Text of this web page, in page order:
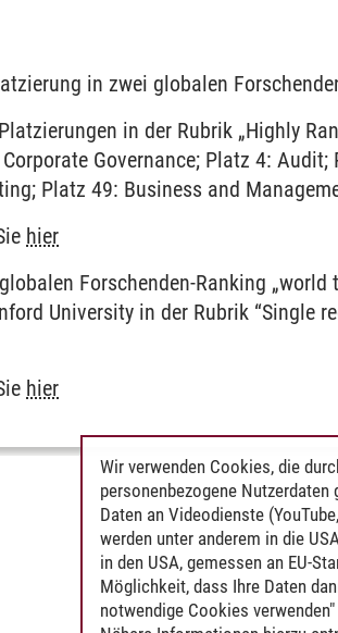
in zwei globalen
in der Rubrik „Highly
Governance; Platz 4:
Platz 49: Business and
hier
Forschenden-Ranking
University in der Rubrik “Single
hier
Wir verwenden Cookies, die
personenbezogene
Daten an Videodienste
werden unter anderem in die
in den USA, gemessen an EU-
Möglichkeit, dass Ihre Daten
notwendige Cookies